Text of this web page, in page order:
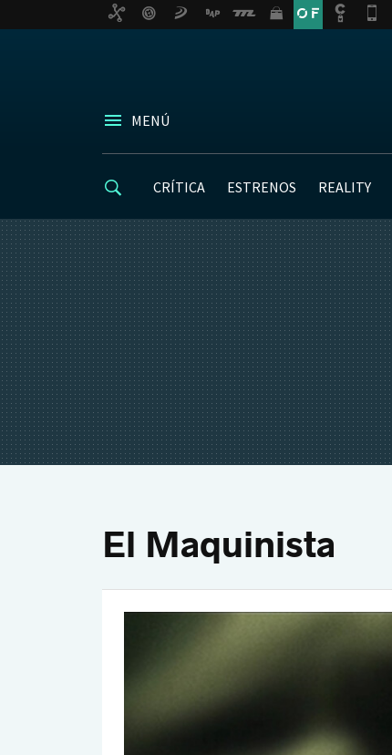
MENÚ
CRÍTICA ESTRENOS REALITY
El Maquinista